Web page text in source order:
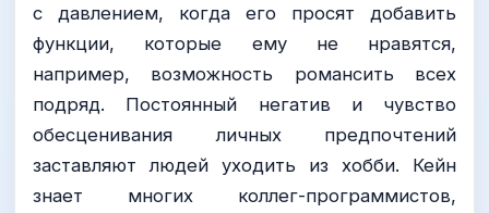
с давлением, когда его просят добавить
функции, которые ему не нравятся,
например, возможность романсить всех
подряд. Постоянный негатив и чувство
обесценивания личных предпочтений
заставляют людей уходить из хобби. Кейн
знает многих коллег-программистов,